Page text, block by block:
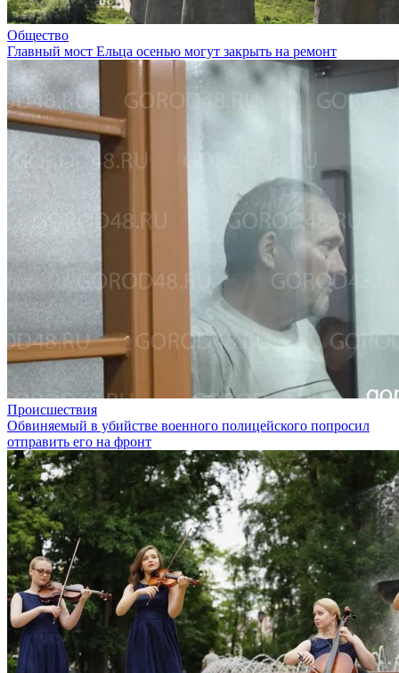
Общество
Главный мост Ельца осенью могут закрыть на ремонт
Происшествия
Обвиняемый в убийстве военного полицейского попросил
отправить его на фронт